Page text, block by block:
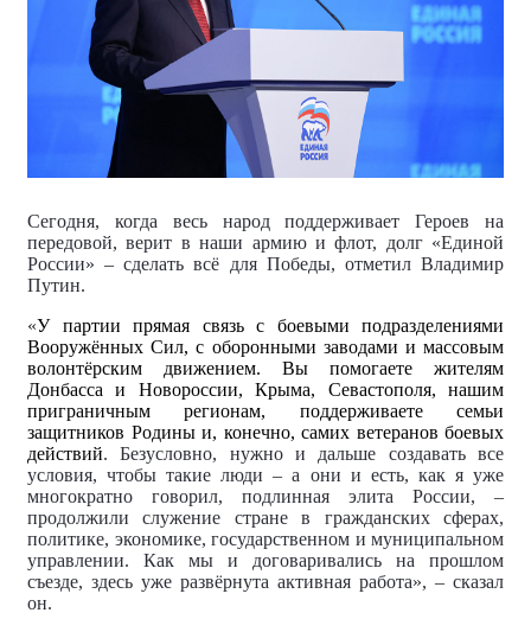
Сегодня, когда весь народ поддерживает Героев на
передовой, верит в наши армию и флот, долг «Единой
России» – сделать всё для Победы, отметил Владимир
Путин.
«У партии прямая связь с боевыми подразделениями
Вооружённых Сил, с оборонными заводами и массовым
волонтёрским движением. Вы помогаете жителям
Донбасса и Новороссии, Крыма, Севастополя, нашим
приграничным регионам, поддерживаете семьи
защитников Родины и, конечно, самих ветеранов боевых
действий. Безусловно, нужно и дальше создавать все
условия, чтобы такие люди– а они и есть, как я уже
многократно говорил, подлинная элита России, –
продолжили служение стране в гражданских сферах,
политике, экономике, государственном и муниципальном
управлении. Как мы и договаривались на прошлом
съезде, здесь уже развёрнута активная работа», – сказал
он.